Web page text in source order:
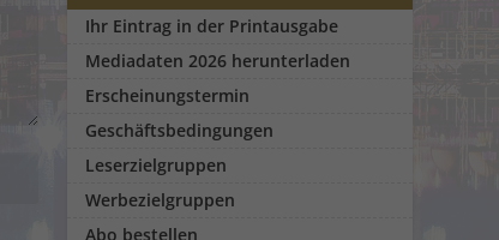
Ihr Eintrag in der Printausgabe
Mediadaten 2026 herunterladen
Erscheinungstermin
Geschäftsbedingungen
Leserzielgruppen
Werbezielgruppen
Abo bestellen